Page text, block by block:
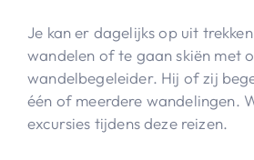
Je kan er dagelijks op uit
wandelen of te gaan skiën met
wandelbegeleider. Hij of zij
één of meerdere wandelingen.
excursies tijdens deze reizen.